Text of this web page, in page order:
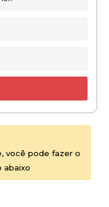
você pode fazer o
abaixo